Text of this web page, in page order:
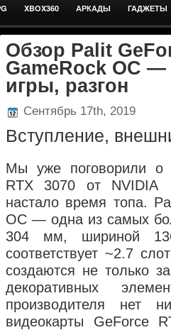
XBOX360 АРКАДЫ ГАДЖЕТЫ
Обзор Palit
GameRock OC
игры, разгон
Сентябрь 17th, 2019
Вступление,
Мы уже поговорили о
RTX 3070 от
настало время топа.
OC — одна из самых
304 мм, шириной
соответствует ~2.7
создаются не только
декоративных
производителя нет
видеокарты GeForce